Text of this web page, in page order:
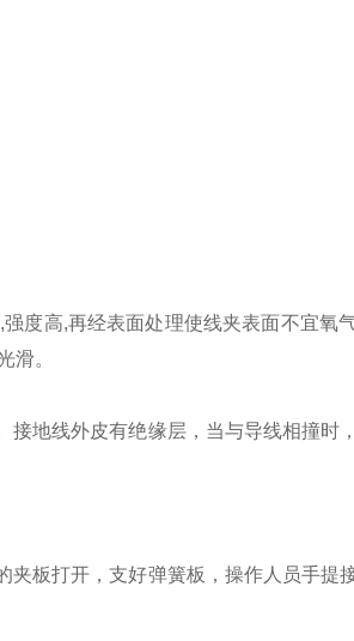
度高,再经表面处理使线夹表面不宜氧
滑。
地线外皮有绝缘层，当与导线相撞时
板打开，支好弹簧板，操作人员手提